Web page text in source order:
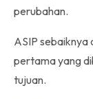
perubahan.
ASIP sebaiknya
pertama yang
tujuan.